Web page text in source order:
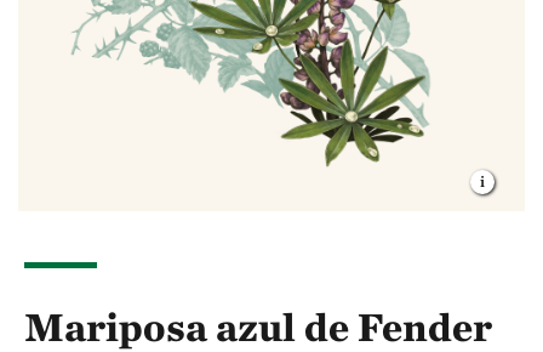
Mariposa azul de Fender